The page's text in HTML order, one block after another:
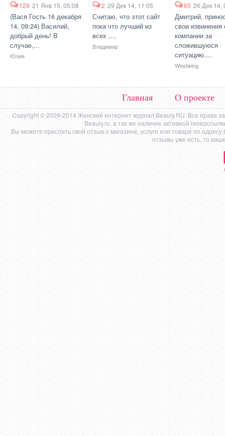
129 21 Янв 15, 05:08
(Вася Гость 16 декабря
14, 09:24) Василий,
добрый день! В
случае,...
Юлия
2 29 Дек 14, 11:05
Считаю, что этот сайт
пока что лучший из
всех ,...
Владимир
65 26 Дек 14,
Дмитрий,
свои извинения
компании за
сложившуюся
ситуацию....
Westwing
Главная О проекте
Copyright © 2009-2014 Женский интернет журнал Beauly.RU. Все права
Beauly.ru, а так же наличие активной
Вы можете прислать свой отзыв о магазине, услуге или товаре по адресу
отзывы уже есть, то